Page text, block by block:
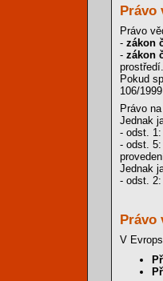
Právo
Právo
- zákon
- zákon
prostředí.
Pokud
106/
Právo
Jednak
- odst.
- odst.
Jednak
- odst.
Právo
V